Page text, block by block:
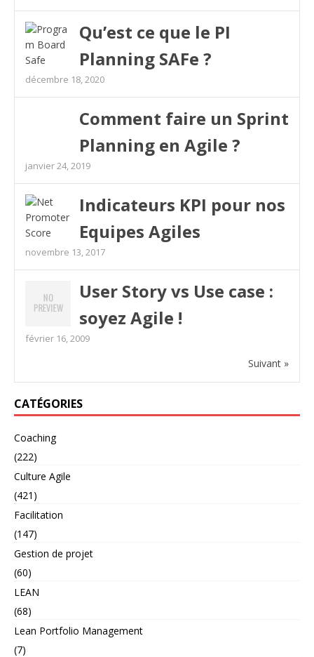
Qu’est ce que le PI
Planning SAFe ?
décembre 18, 2020
Comment faire un Sprint
Planning en Agile ?
janvier 24, 2019
Indicateurs KPI pour nos
Equipes Agiles
novembre 13, 2017
User Story vs Use case :
soyez Agile !
février 16, 2009
Suivant »
CATÉGORIES
Coaching
(222)
Culture Agile
(421)
Facilitation
(147)
Gestion de projet
(60)
LEAN
(68)
Lean Portfolio Management
(7)